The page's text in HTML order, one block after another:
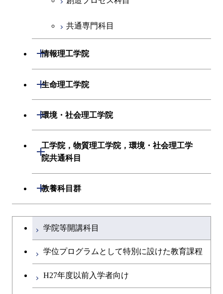
初年次専門科目
共通専門科目
共通専門科目
情報理工学院
開閉
数理・計算科学系
初年次専門科目
創造プロセス科目
共通専門科目
生命理工学院
開閉
生命理工学系
創造プロセス科目
共通専門科目
環境・社会理工学院
開閉
建築学系
融合理工学系
初年次専門科目
工学院，物質理工学院，環境・社会理工学
院共通科目
開閉
工学院，物質理工学院，環境・社会
教養科目群
開閉
文系教養科目
英語科目
第二外国語科目
学士課程を切り替える
学院等開講科目
学位プログラムとして特別に設けた教育課程
H27年度以前入学者向け